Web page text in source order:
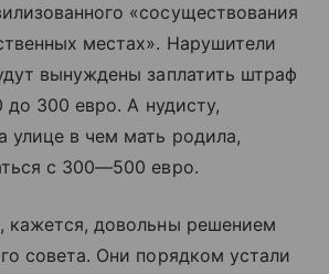
«сосуществования
местах». Нарушители
вынуждены заплатить штраф
до 300 евро. А нудисту,
улице в чем мать родила,
с 300—500 евро.
кажется, довольны решением
совета. Они порядком устали